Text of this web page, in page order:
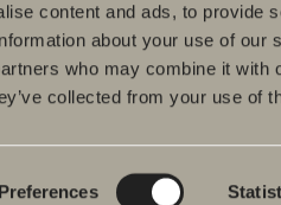
content and ads, to provide
about your use of our
who may combine it with
collected from your use of
Preferences
Serier
Poem Soft
Nyheter till
badrummet